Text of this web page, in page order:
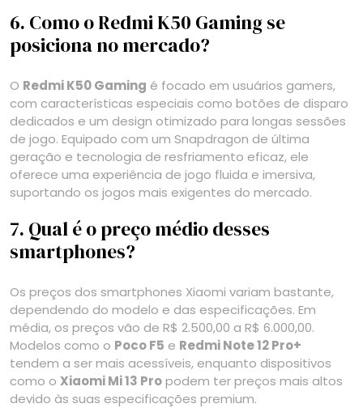
6. Como o Redmi K50 Gaming se
posiciona no mercado?
O Redmi K50 Gaming é focado em usuários gamers,
com características especiais como botões de disparo
dedicados e um design otimizado para longas sessões
de jogo. Equipado com um Snapdragon de última
geração e tecnologia de resfriamento eficaz, ele
oferece uma experiência de jogo fluida e imersiva,
suportando os jogos mais exigentes do mercado.
7. Qual é o preço médio desses
smartphones?
Os preços dos smartphones Xiaomi variam bastante,
dependendo do modelo e das especificações. Em
média, os preços vão de R$ 2.500,00 a R$ 6.000,00.
Modelos como o Poco F5 e Redmi Note 12 Pro+
tendem a ser mais acessíveis, enquanto dispositivos
como o Xiaomi Mi 13 Propodem ter preços mais altos
devido às suas especificações premium.